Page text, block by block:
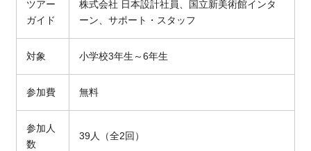
ツアー
ガイド
株式会社 日本設計社員、国立新美術館インタ
ーン、サポート・スタッフ
対象 小学校3年生～6年生
参加費 無料
参加人
数
39人（全2回）